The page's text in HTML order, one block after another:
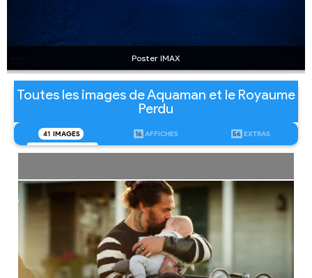
Poster IMAX
Toutes les images de Aquaman et le Royaume
Perdu
41 IMAGES 16 AFFICHES 56 EXTRAS